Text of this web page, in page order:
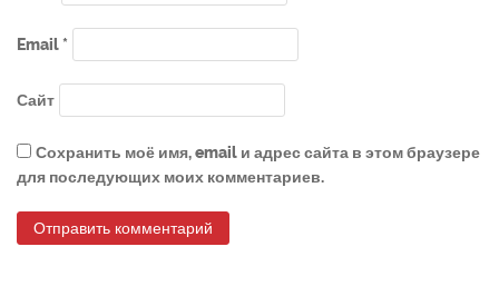
Email*
Сайт
Сохранить моё имя, email и адрес сайта в этом браузере
для последующих моих комментариев.